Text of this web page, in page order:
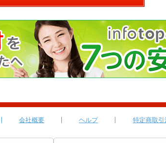
会社概要 ヘルプ 特定商取